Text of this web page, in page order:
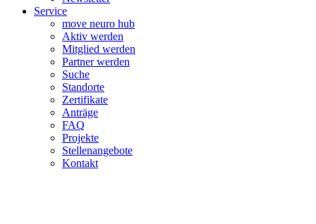
Service
move neuro hub
Aktiv werden
Mitglied werden
Partner werden
Suche
Standorte
Zertifikate
Anträge
FAQ
Projekte
Stellenangebote
Kontakt